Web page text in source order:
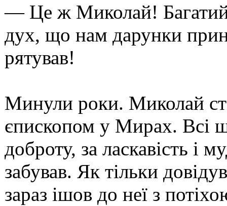
— Це ж Миколай!
дух, що нам дарунки
рятував!
Минули роки. Миколай
єпископом у Мирах. Всі
доброту, за ласкавість і
забував. Як тільки
зараз ішов до неї з